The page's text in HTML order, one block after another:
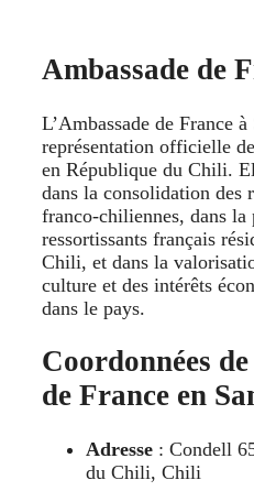
Ambassade de
L’Ambassade de France
représentation officielle
en République du Chili.
dans la consolidation des
franco-chiliennes, dans la
ressortissants français
Chili, et dans la
culture et des intérêts
dans le pays.
Coordonnées
de France en
Adresse : Condell
du Chili, Chili